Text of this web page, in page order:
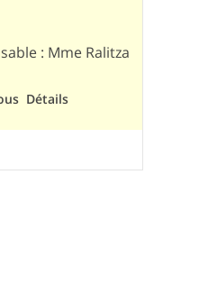
: Mme Ralitza
Détails